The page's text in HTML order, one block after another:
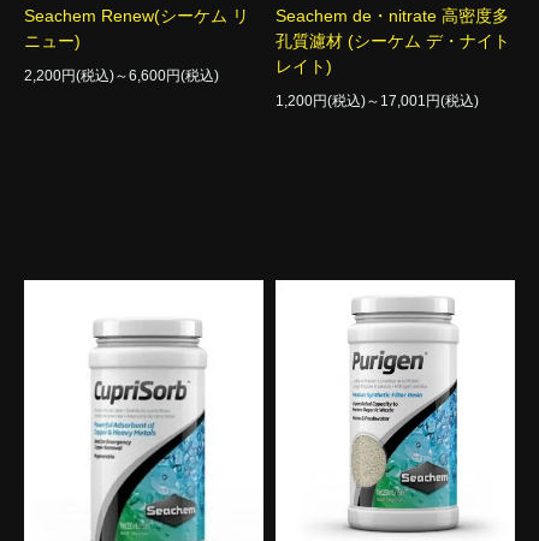
Seachem Renew(シーケム リ
ニュー)
2,200円(税込)～6,600円(税込)
Seachem de・nitrate 高密度多
孔質濾材 (シーケム デ・ナイト
レイト)
1,200円(税込)～17,001円(税込)